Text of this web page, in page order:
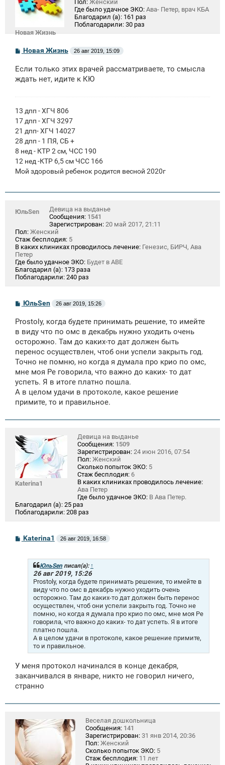
Новая Жизнь
Пол: Женский
Где было удачное ЭКО: Ава- Петер, врач КБА
Благодарил (а): 161 раз
Поблагодарили: 30 раз
С
б
щ
е
Новая Жизнь 26 авг 2019, 15:09
Если только этих врачей рассматриваете, то смысла
ждать нет, идите к КЮ
13 дпп - ХГЧ 806
17 дпп - ХГЧ 3297
21 дпп- ХГЧ 14027
28 дпп - 1 ПЯ, СБ +
8 нед - КТР 2 см, ЧСС 190
12 нед -КТР 6,5 см ЧСС 166
Мой здоровый ребенок родится весной 2020г
ЮльSen
Девица на выданье
Сообщения: 1541
Зарегистрирован: 20 май 2017, 21:11
Пол: Женский
Стаж бесплодия: 5
В каких клиниках проводилось лечение: Генезис, БИРЧ, Ава
Петер
Где было удачное ЭКО: Будет в АВЕ
Благодарил (а): 173 раза
Поблагодарили: 240 раз
С
о
б
щ
н
и
ЮльSen 26 авг 2019, 15:26
Prostoly, когда будете принимать решение, то имейте
в виду что по омс в декабрь нужно уходить очень
осторожно. Там до каких-то дат должен быть
перенос осуществлен, чтоб они успели закрыть год.
Точно не помню, но когда я думала про крио по омс,
мне моя Ре говорила, что важно до каких- то дат
успеть. Я в итоге платно пошла.
А в целом удачи в протоколе, какое решение
примите, то и правильное.
Katerina1
Девица на выданье
Сообщения: 1509
Зарегистрирован: 24 июн 2016, 07:54
Пол: Женский
Сколько попыток ЭКО: 5
Стаж бесплодия: 6
В каких клиниках проводилось лечение:
Ава Петер
Где было удачное ЭКО: В Ава Петер.
Благодарил (а): 25 раз
Поблагодарили: 208 раз
С
о
Katerina1 26 авг 2019, 16:58
ЮльSenписал(а): ↑
26 авг 2019, 15:26
Prostoly, когда будете принимать решение, то имейте в
виду что по омс в декабрь нужно уходить очень
осторожно. Там до каких-то дат должен быть перенос
осуществлен, чтоб они успели закрыть год. Точно не
помню, но когда я думала про крио по омс, мне моя Ре
говорила, что важно до каких- то дат успеть. Я в итоге
платно пошла.
А в целом удачи в протоколе, какое решение примите,
то и правильное.
У меня протокол начинался в конце декабря,
заканчивался в январе, никто не говорил ничего,
странно
Веселая дошкольница
Сообщения: 141
Зарегистрирован: 31 янв 2014, 20:36
Пол: Женский
Сколько попыток ЭКО: 5
Стаж бесплодия: 11 лет